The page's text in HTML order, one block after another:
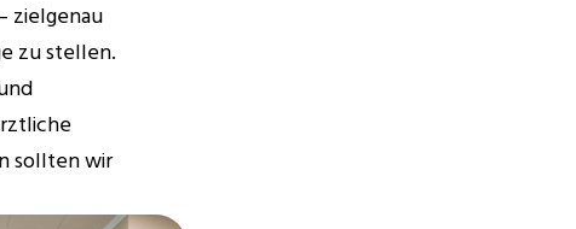
zielgenau
zu stellen.
sollten wir